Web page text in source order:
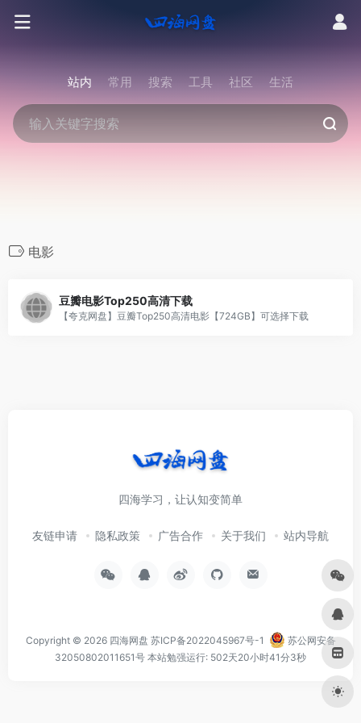
站内 常用 搜索 工具 社区 生活
电影
豆瓣电影Top250高清下载
【夸克网盘】豆瓣Top250高清电影【724GB】可选择下载
四海学习，让认知变简单
友链申请 隐私政策 广告合作 关于我们 站内导航
Copyright © 2026 四海网盘 苏ICP备2022045967号-1
苏公网安备
32050802011651号 本站勉强运行: 502天20小时41分4秒